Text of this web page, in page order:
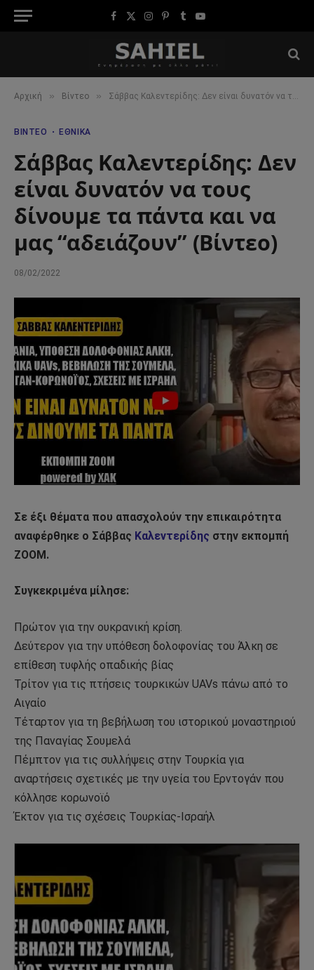
Facebook
X
Instagram
Pinterest
TumblrYouTube
Αρχική » Βίντεο » Σάββας Καλεντερίδης: Δεν είναι δυνατόν να τους δίνουμε τα πάντα και να μας “αδειάζουν” (Βίντεο)
ΒΊΝΤΕΟ ΕΘΝΙΚΆ
Σάββας Καλεντερίδης: Δεν
είναι δυνατόν να τους
δίνουμε τα πάντα και να
μας “αδειάζουν” (Βίντεο)
08/02/2022
Σε έξι θέματα που απασχολούν την επικαιρότητα
αναφέρθηκε ο Σάββας Καλεντερίδης στην εκπομπή
ZOOM.
Συγκεκριμένα μίλησε:
Πρώτον για την ουκρανική κρίση.
Δεύτερον για την υπόθεση δολοφονίας του Άλκη σε
επίθεση τυφλής οπαδικής βίας
Τρίτον για τις πτήσεις τουρκικών UAVs πάνω από το
Αιγαίο
Τέταρτον για τη βεβήλωση του ιστορικού μοναστηριού
της Παναγίας Σουμελά
Πέμπτον για τις συλλήψεις στην Τουρκία για
αναρτήσεις σχετικές με την υγεία του Ερντογάν που
κόλλησε κορωνοϊό
Έκτον για τις σχέσεις Τουρκίας-Ισραήλ